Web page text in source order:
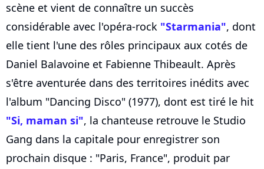
scène et vient de connaître un succès
considérable avec l'opéra-rock "Starmania", dont
elle tient l'une des rôles principaux aux cotés de
Daniel Balavoine et Fabienne Thibeault. Après
s'être aventurée dans des territoires inédits avec
l'album "Dancing Disco" (1977), dont est tiré le hit
"Si, maman si", la chanteuse retrouve le Studio
Gang dans la capitale pour enregistrer son
prochain disque : "Paris, France", produit par